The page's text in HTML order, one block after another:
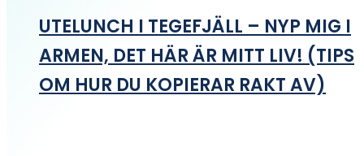
UTELUNCH I TEGEFJÄLL – NYP MIG I
ARMEN, DET HÄR ÄR MITT LIV! (TIPS
OM HUR DU KOPIERAR RAKT AV)